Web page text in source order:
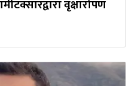
वृक्षारोपण